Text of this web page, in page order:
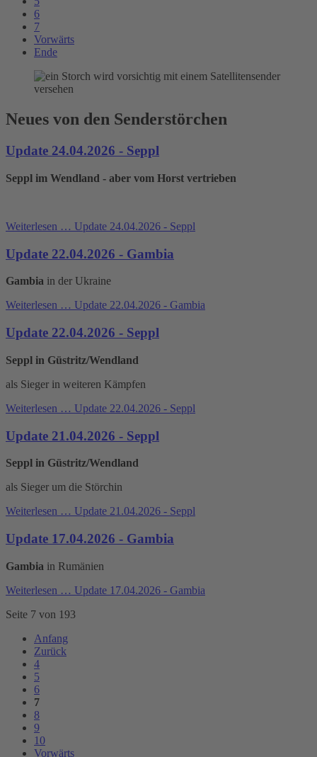
6
7
Vorwärts
Ende
Neues von den Senderstörchen
Update 24.04.2026 - Seppl
Seppl im Wendland - aber vom Horst vertrieben
Weiterlesen … Update 24.04.2026 - Seppl
Update 22.04.2026 - Gambia
Gambia in der Ukraine
Weiterlesen … Update 22.04.2026 - Gambia
Update 22.04.2026 - Seppl
Seppl in Güstritz/Wendland
als Sieger in weiteren Kämpfen
Weiterlesen … Update 22.04.2026 - Seppl
Update 21.04.2026 - Seppl
Seppl in Güstritz/Wendland
als Sieger um die Störchin
Weiterlesen … Update 21.04.2026 - Seppl
Update 17.04.2026 - Gambia
Gambia in Rumänien
Weiterlesen … Update 17.04.2026 - Gambia
Seite 7 von 193
Anfang
Zurück
4
5
6
7
8
9
10
Vorwärts